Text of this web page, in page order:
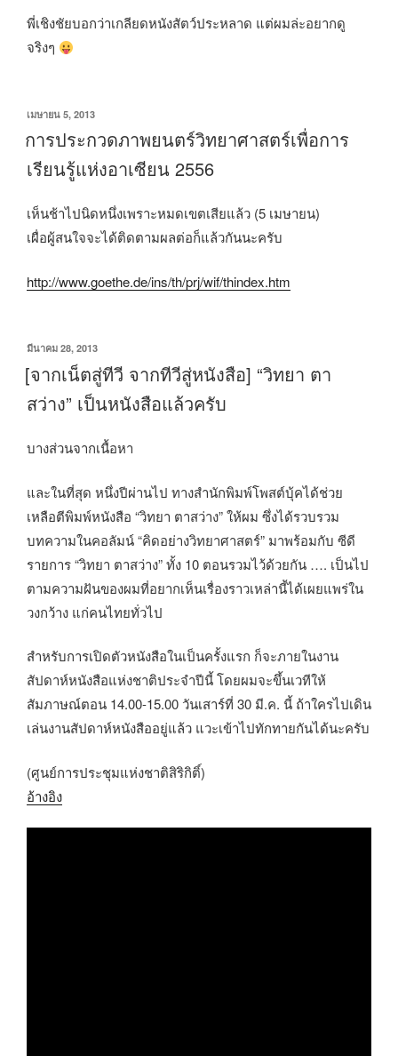
พี่เชิงชัยบอกว่าเกลียดหนังสัตว์ประหลาด แต่ผมล่ะอยากดู
จริงๆ
เขียน
ที่
เมษายน 5, 2013
การประกวดภาพยนตร์วิทยาศาสตร์เพื่อการ
เรียนรู้แห่งอาเซียน 2556
เห็นช้าไปนิดหนึ่งเพราะหมดเขตเสียแล้ว (5 เมษายน)
เผื่อผู้สนใจจะได้ติดตามผลต่อก็แล้วกันนะครับ
http://www.goethe.de/ins/th/prj/wif/thindex.htm
เขียน
ที่
มีนาคม 28, 2013
[จากเน็ตสู่ทีวี จากทีวีสู่หนังสือ] “วิทยา ตา
สว่าง” เป็นหนังสือแล้วครับ
บางส่วนจากเนื้อหา
และในที่สุด หนึ่งปีผ่านไป ทางสำนักพิมพ์โพสต์บุ้คได้ช่วย
เหลือตีพิมพ์หนังสือ “วิทยา ตาสว่าง” ให้ผม ซึ่งได้รวบรวม
บทความในคอลัมน์ “คิดอย่างวิทยาศาสตร์” มาพร้อมกับ ซีดี
รายการ “วิทยา ตาสว่าง” ทั้ง 10 ตอนรวมไว้ด้วยกัน …. เป็นไป
ตามความฝันของผมที่อยากเห็นเรื่องราวเหล่านี้ได้เผยแพร่ใน
วงกว้าง แก่คนไทยทั่วไป
สำหรับการเปิดตัวหนังสือในเป็นครั้งแรก ก็จะภายในงาน
สัปดาห์หนังสือแห่งชาติประจำปีนี้ โดยผมจะขึ้นเวทีให้
สัมภาษณ์ตอน 14.00-15.00 วันเสาร์ที่ 30 มี.ค. นี้ ถ้าใครไปเดิน
เล่นงานสัปดาห์หนังสืออยู่แล้ว แวะเข้าไปทักทายกันได้นะครับ
(ศูนย์การประชุมแห่งชาติสิริกิติ์)
อ้างอิง